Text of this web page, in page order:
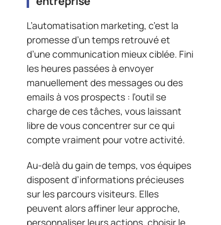
L’automatisation marketing, c’est la
promesse d’un temps retrouvé et
d’une communication mieux ciblée. Fini
les heures passées à envoyer
manuellement des messages ou des
emails à vos prospects : l’outil se
charge de ces tâches, vous laissant
libre de vous concentrer sur ce qui
compte vraiment pour votre activité.
Au-delà du gain de temps, vos équipes
disposent d’informations précieuses
sur les parcours visiteurs. Elles
peuvent alors affiner leur approche,
personnaliser leurs actions, choisir le